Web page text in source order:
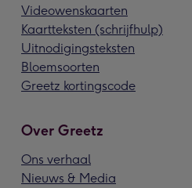
Videowenskaarten
Kaartteksten (schrijfhulp)
Uitnodigingsteksten
Bloemsoorten
Greetz kortingscode
Over Greetz
Ons verhaal
Nieuws & Media